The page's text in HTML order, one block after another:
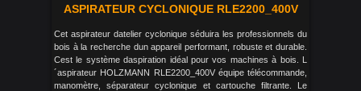
ASPIRATEUR CYCLONIQUE RLE2200_400V
Cet aspirateur datelier cyclonique séduira les professionnels du
bois à la recherche dun appareil performant, robuste et durable.
Cest le système daspiration idéal pour vos machines à bois. L
´aspirateur HOLZMANN RLE2200_400V équipe télécommande,
manomètre, séparateur cyclonique et cartouche filtrante. Le